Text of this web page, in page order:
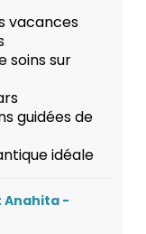
vacances
soins sur
guidées de
idéale
Anahita -